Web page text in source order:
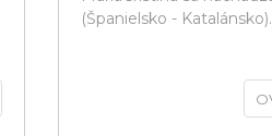
(Španielsko - Katalánsko).